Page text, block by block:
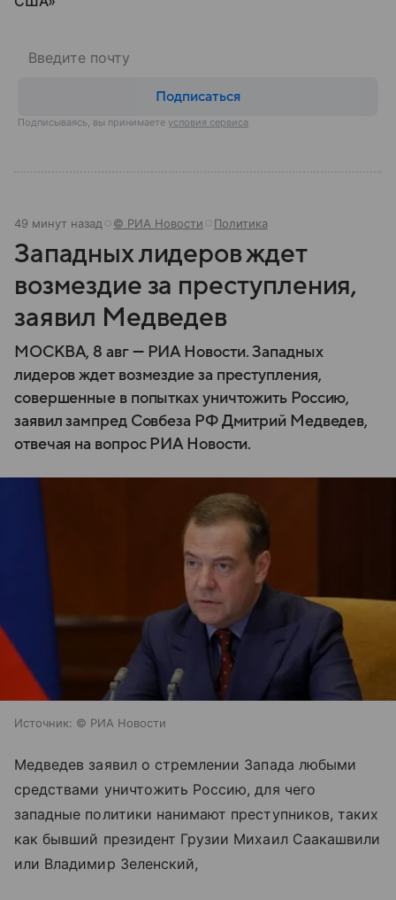
Подписаться
Подписываясь, вы принимаете условия сервиса
49 минут назад © РИА Новости Политика
Западных лидеров ждет
возмездие за преступления,
заявил Медведев
МОСКВА, 8 авг — РИА Новости. Западных
лидеров ждет возмездие за преступления,
совершенные в попытках уничтожить Россию,
заявил зампред Совбеза РФ Дмитрий Медведев,
отвечая на вопрос РИА Новости.
Источник: © РИА Новости
Медведев заявил о стремлении Запада любыми
средствами уничтожить Россию, для чего
западные политики нанимают преступников, таких
как бывший президент Грузии Михаил Саакашвили
или Владимир Зеленский,